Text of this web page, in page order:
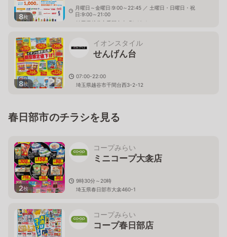
8枚
月曜日～金曜日:9:00～22:45 ／ 土曜日・日曜日・祝
日:9:00～21:00
埼玉県越谷市千間台東町1-10-1
8枚
イオンスタイル
せんげん台
07:00-22:00
埼玉県越谷市千間台西3-2-12
春日部市のチラシを見る
2枚
コープみらい
ミニコープ大衾店
9時30分～20時
埼玉県春日部市大衾460-1
コープみらい
コープ春日部店